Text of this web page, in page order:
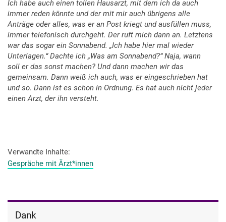
Ich habe auch einen tollen Hausarzt, mit dem ich da auch
immer reden könnte und der mit mir auch übrigens alle
Anträge oder alles, was er an Post kriegt und ausfüllen muss,
immer telefonisch durchgeht. Der ruft mich dann an. Letztens
war das sogar ein Sonnabend. „Ich habe hier mal wieder
Unterlagen.“ Dachte ich „Was am Sonnabend?“ Naja, wann
soll er das sonst machen? Und dann machen wir das
gemeinsam. Dann weiß ich auch, was er eingeschrieben hat
und so. Dann ist es schon in Ordnung. Es hat auch nicht jeder
einen Arzt, der ihn versteht.
Verwandte Inhalte
Gespräche mit Ärzt*innen
Dank